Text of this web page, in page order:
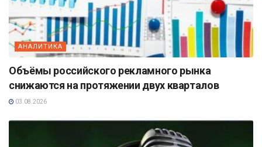
АНАЛИТИКА
Объёмы российского рекламного рынка
снижаются на протяжении двух кварталов
03.08.2026